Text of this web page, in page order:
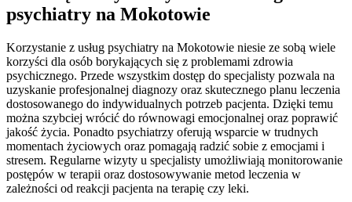
psychiatry na Mokotowie
Korzystanie z usług psychiatry na Mokotowie niesie ze sobą wiele
korzyści dla osób borykających się z problemami zdrowia
psychicznego. Przede wszystkim dostęp do specjalisty pozwala na
uzyskanie profesjonalnej diagnozy oraz skutecznego planu leczenia
dostosowanego do indywidualnych potrzeb pacjenta. Dzięki temu
można szybciej wrócić do równowagi emocjonalnej oraz poprawić
jakość życia. Ponadto psychiatrzy oferują wsparcie w trudnych
momentach życiowych oraz pomagają radzić sobie z emocjami i
stresem. Regularne wizyty u specjalisty umożliwiają monitorowanie
postępów w terapii oraz dostosowywanie metod leczenia w
zależności od reakcji pacjenta na terapię czy leki.